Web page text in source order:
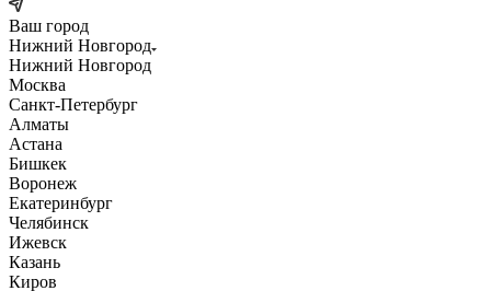
Ваш город
Нижний Новгород
Нижний Новгород
Москва
Санкт-Петербург
Алматы
Астана
Бишкек
Воронеж
Екатеринбург
Челябинск
Ижевск
Казань
Киров